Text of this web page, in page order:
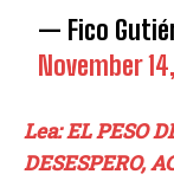
— Fico
November
Lea: EL PESO
DESESPERO,